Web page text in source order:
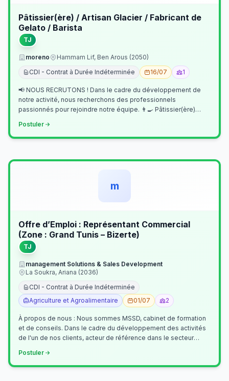
Pâtissier(ère) / Artisan Glacier / Fabricant de
Gelato / Barista
TJ
moreno
Hammam Lif, Ben Arous (2050)
CDI - Contrat à Durée Indéterminée
16/07 1
📢 NOUS RECRUTONS ! Dans le cadre du développement de
notre activité, nous recherchons des professionnels
passionnés pour rejoindre notre équipe. 👨‍🍳 Pâtissier(ère)
Postuler
m
Offre d’Emploi : Représentant Commercial
(Zone : Grand Tunis – Bizerte)
TJ
management Solutions & Sales Development
La Soukra, Ariana (2036)
CDI - Contrat à Durée Indéterminée
Agriculture et Agroalimentaire
01/07 2
À propos de nous : Nous sommes MSSD, cabinet de formation
et de conseils. Dans le cadre du développement des activités
de l'un de nos clients, acteur de référence dans le secteur
Postuler